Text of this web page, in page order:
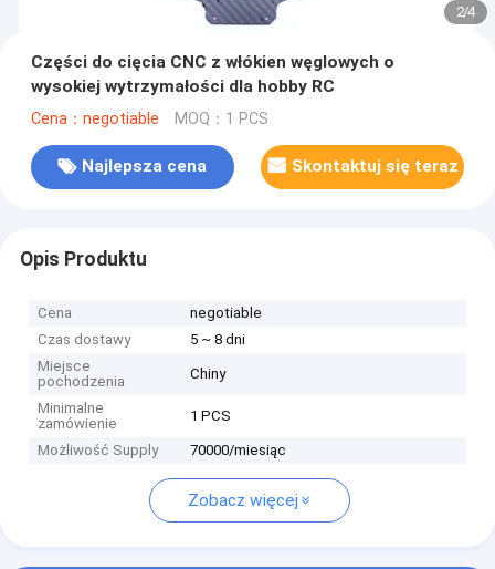
2/4
Części do cięcia CNC z włókien węglowych o
wysokiej wytrzymałości dla hobby RC
Cena：negotiable MOQ：1 PCS
Najlepsza cena Skontaktuj się teraz
Opis Produktu
Cena
negotiable
Czas dostawy
5 ~ 8 dni
Miejsce
pochodzenia
Chiny
Minimalne
zamówienie
1 PCS
Możliwość Supply 70000/miesiąc
Zobacz więcej